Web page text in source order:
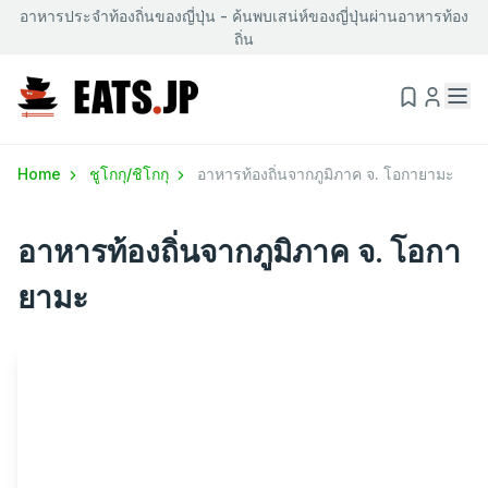
อาหารประจำท้องถิ่นของญี่ปุ่น - ค้นพบเสน่ห์ของญี่ปุ่นผ่านอาหารท้อง
ถิ่น
Home ชูโกกุ/ชิโกกุ อาหารท้องถิ่นจากภูมิภาค จ. โอกายามะ
อาหารท้องถิ่นจากภูมิภาค จ. โอกา
ยามะ